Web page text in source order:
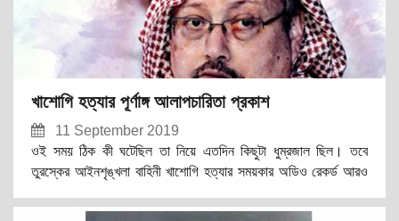
খাশোগি হত্যার পূর্ণাঙ্গ আলাপচারিতা প্রকাশ
11 September 2019
ওই সময় ঠিক কী ঘটেছিল তা নিয়ে এতদিন কিছুটা ধুম্রজাল ছিল। তবে
তুরস্কের আইনশৃঙ্খলা বাহিনী খাশোগি হত্যার সময়কার অডিও রেকর্ড আরও
কোনো কর্তৃপক্ষ আনুষ্ঠানিকভাবে প্রকাশ করেনি।